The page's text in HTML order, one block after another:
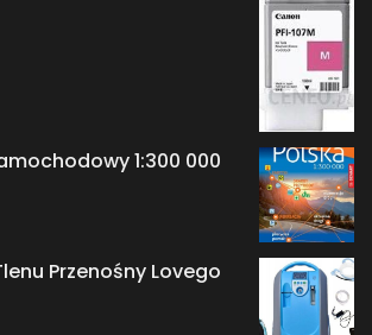
1:300 000
Przenośny Lovego